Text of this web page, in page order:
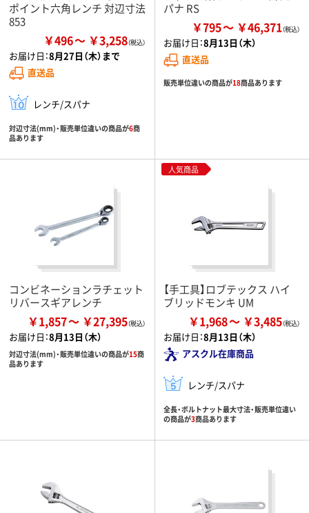
ポイント六角レンチ 対辺寸法
853
￥496 ￥3,258
お届け日：8月27日（木）まで
直送品
レンチ/スパナ
対辺寸法(mm)・販売単位違いの商品が6商
品あります
パナ RS
￥795 ￥46,371
お届け日：8月13日（木）
直送品
販売単位違いの商品が18商品あります
コンビネーションラチェット
リバースギアレンチ
￥1,857 ￥27,395
お届け日：8月13日（木）
対辺寸法(mm)・販売単位違いの商品が15商
品あります
人気商品
【手工具】ロブテックス ハイ
ブリッドモンキ UM
￥1,968 ￥3,485
お届け日：8月13日（木）
アスクル在庫商品
レンチ/スパナ
全長・ボルトナット最大寸法・販売単位違い
の商品が3商品あります